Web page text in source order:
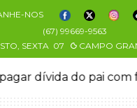
NOS
(67) 99669-9563
SEXTA 07 CAMPO
dívida do pai com